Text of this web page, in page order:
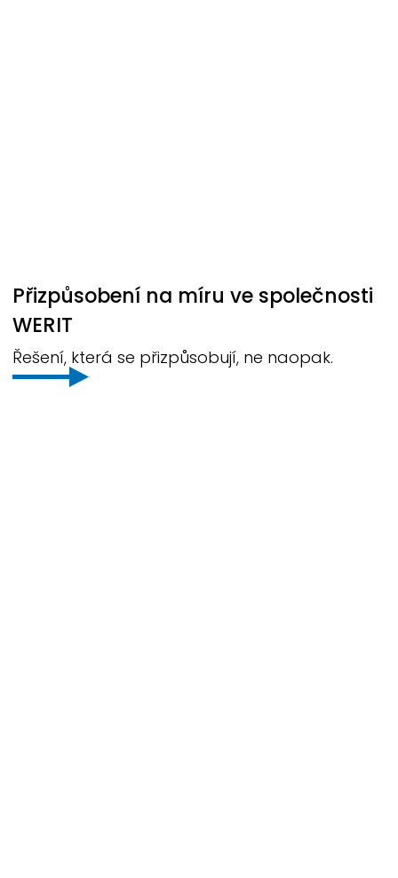
Přizpůsobení na míru ve společnosti
WERIT
Řešení, která se přizpůsobují, ne naopak.